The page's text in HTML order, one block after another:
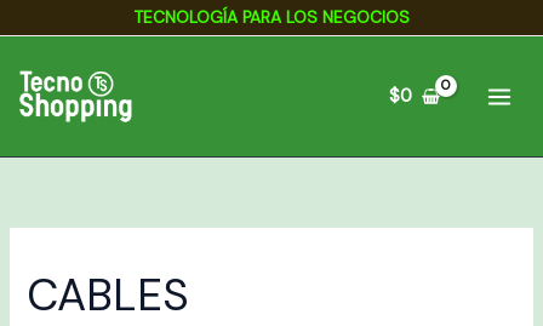
contenido
TECNOLOGÍA PARA LOS NEGOCIOS
$0
CABLES